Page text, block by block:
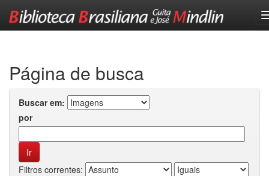
Página de busca
Buscar em:
por
Filtros correntes: